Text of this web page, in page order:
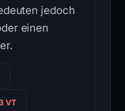
jedoch
einen
VT